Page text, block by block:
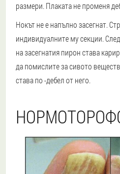
размери. Плаката не променя
Нокът не е напълно засегнат.
индивидуалните му секции.
на засегнатия пирон става
да помислите за сивото
става по -дебел от него.